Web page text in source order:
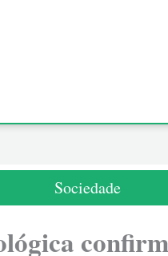
Sociedade